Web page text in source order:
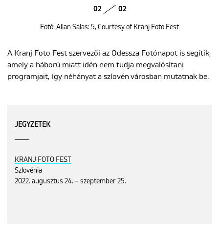
02 02
Fotó: Allan Salas: 5, Courtesy of Kranj Foto Fest
A Kranj Foto Fest szervezői az Odessza Fotónapot is segítik,
amely a háború miatt idén nem tudja megvalósítani
programjait, így néhányat a szlovén városban mutatnak be.
JEGYZETEK
KRANJ FOTO FEST
Szlovénia
2022. augusztus 24. – szeptember 25.